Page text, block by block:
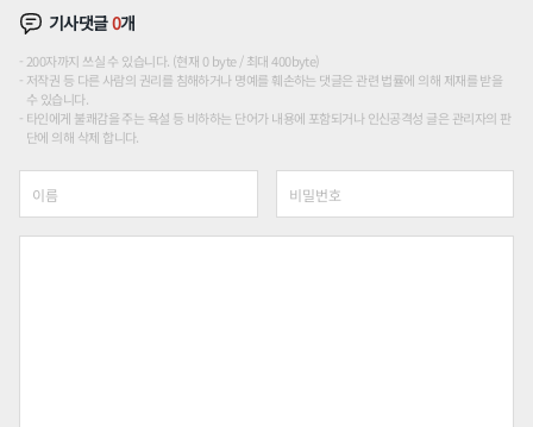
기사댓글0개
200자까지 쓰실 수 있습니다. (현재 0 byte / 최대 400byte)
저작권 등 다른 사람의 권리를 침해하거나 명예를 훼손하는 댓글은 관련 법률에 의해 제재를 받을
수 있습니다.
타인에게 불쾌감을 주는 욕설 등 비하하는 단어가 내용에 포함되거나 인신공격성 글은 관리자의 판
단에 의해 삭제 합니다.